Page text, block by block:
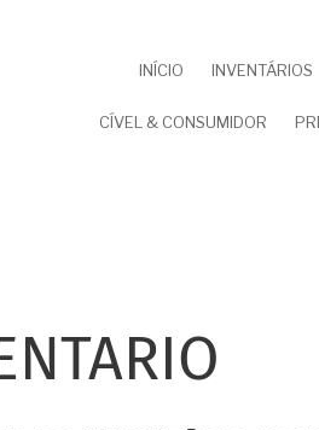
INÍCIO INVENTÁRIOS
CÍVEL & CONSUMIDOR